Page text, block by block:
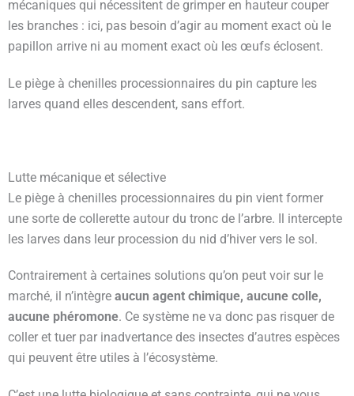
mécaniques qui nécessitent de grimper en hauteur couper
les branches : ici, pas besoin d’agir au moment exact où le
papillon arrive ni au moment exact où les œufs éclosent.
Le piège à chenilles processionnaires du pin capture les
larves quand elles descendent, sans effort.
Lutte mécanique et sélective
Le piège à chenilles processionnaires du pin vient former
une sorte de collerette autour du tronc de l’arbre. Il intercepte
les larves dans leur procession du nid d’hiver vers le sol.
Contrairement à certaines solutions qu’on peut voir sur le
marché, il n’intègre aucun agent chimique, aucune colle,
aucune phéromone. Ce système ne va donc pas risquer de
coller et tuer par inadvertance des insectes d’autres espèces
qui peuvent être utiles à l’écosystème.